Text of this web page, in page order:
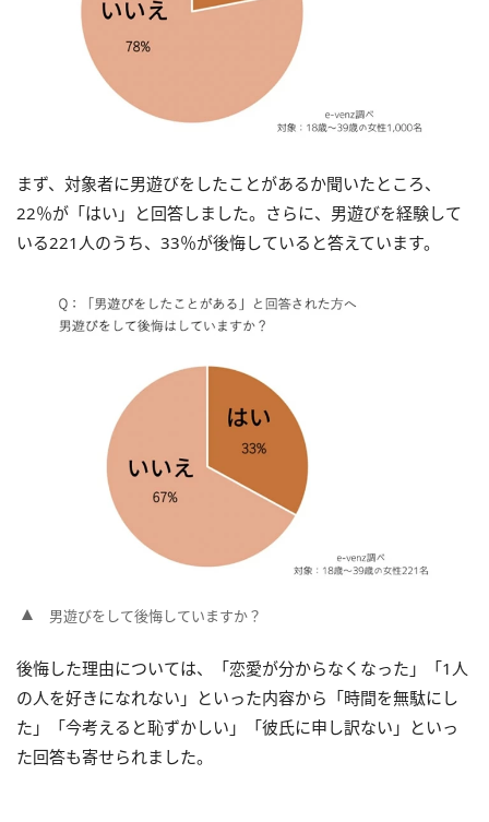
まず、対象者に男遊びをしたことがあるか聞いたところ、
22％が「はい」と回答しました。さらに、男遊びを経験して
いる221人のうち、33％が後悔していると答えています。
男遊びをして後悔していますか？
後悔した理由については、「恋愛が分からなくなった」「1人
の人を好きになれない」といった内容から「時間を無駄にし
た」「今考えると恥ずかしい」「彼氏に申し訳ない」といっ
た回答も寄せられました。